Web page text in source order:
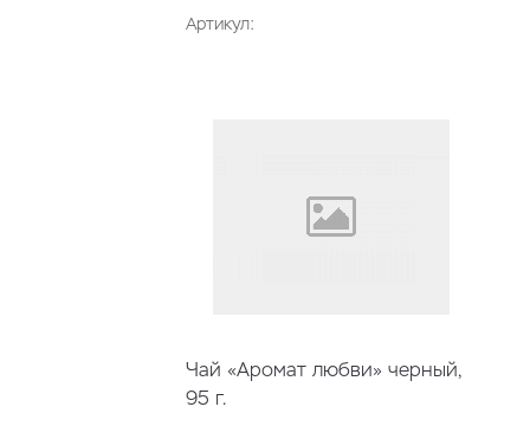
Артикул:
Чай «Аромат любви» черный,
95 г.